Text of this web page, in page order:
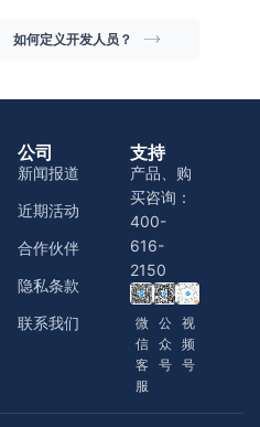
如何定义开发人员？
公司
新闻报道
近期活动
合作伙伴
隐私条款
联系我们
支持
产品、购
买咨询：
400-
616-
2150
微
信
客
服
公
众
号
视
频
号